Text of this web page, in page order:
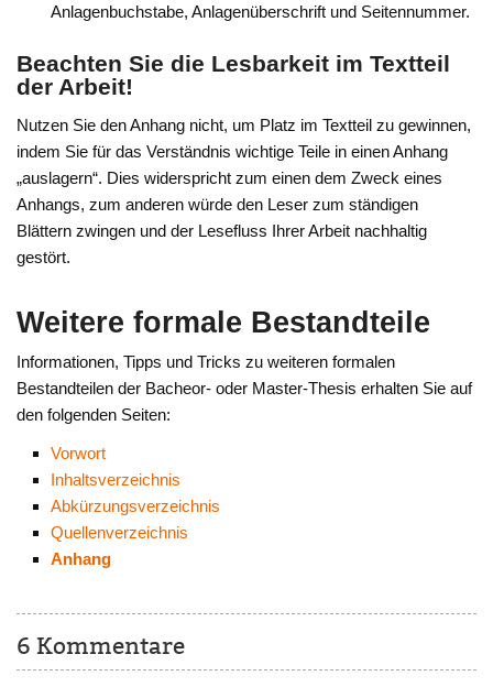
Anlagenbuchstabe, Anlagenüberschrift und Seitennummer.
Beachten Sie die Lesbarkeit im Textteil
der Arbeit!
Nutzen Sie den Anhang nicht, um Platz im Textteil zu gewinnen,
indem Sie für das Verständnis wichtige Teile in einen Anhang
„auslagern“. Dies widerspricht zum einen dem Zweck eines
Anhangs, zum anderen würde den Leser zum ständigen
Blättern zwingen und der Lesefluss Ihrer Arbeit nachhaltig
gestört.
Weitere formale Bestandteile
Informationen, Tipps und Tricks zu weiteren formalen
Bestandteilen der Bacheor- oder Master-Thesis erhalten Sie auf
den folgenden Seiten:
Vorwort
Inhaltsverzeichnis
Abkürzungsverzeichnis
Quellenverzeichnis
Anhang
6 Kommentare